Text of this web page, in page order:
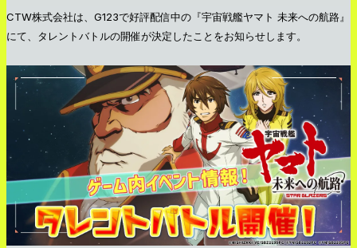
CTW株式会社は、G123で好評配信中の『宇宙戦艦ヤマト 未来への航路』
にて、タレントバトルの開催が決定したことをお知らせします。